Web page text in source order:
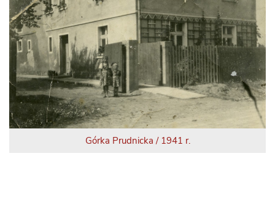
Górka Prudnicka / 1941 r.